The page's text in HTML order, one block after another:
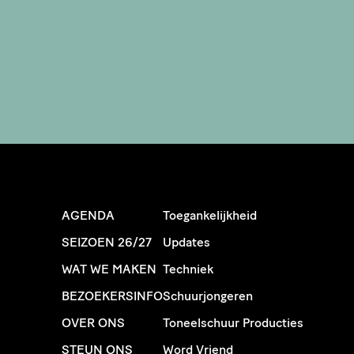
AGENDA
SEIZOEN 26/27
WAT WE MAKEN
BEZOEKERSINFO
OVER ONS
STEUN ONS
Toegankelijkheid
Updates
Techniek
Schuurjongeren
Toneelschuur Producties
Word Vriend